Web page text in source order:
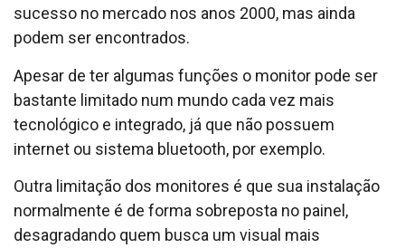
sucesso no mercado nos anos 2000, mas ainda
podem ser encontrados.
Apesar de ter algumas funções o monitor pode ser
bastante limitado num mundo cada vez mais
tecnológico e integrado, já que não possuem
internet ou sistema bluetooth, por exemplo.
Outra limitação dos monitores é que sua instalação
normalmente é de forma sobreposta no painel,
desagradando quem busca um visual mais